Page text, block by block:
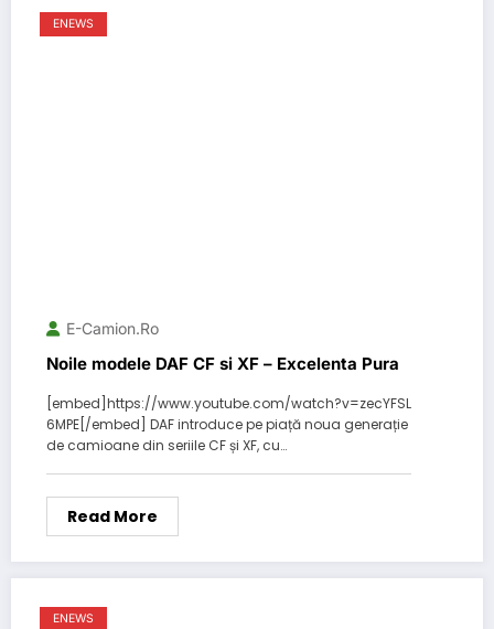
ENEWS
E-Camion.ro
Noile modele DAF CF si XF – Excelenta Pura
[embed]https://www.youtube.com/watch?v=zecYFSL
6MPE[/embed] DAF introduce pe piață noua generație
de camioane din seriile CF și XF, cu…
Read More
ENEWS